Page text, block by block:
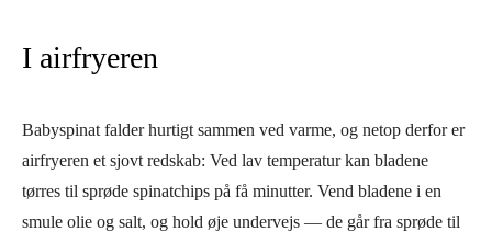
I airfryeren
Babyspinat falder hurtigt sammen ved varme, og netop derfor er
airfryeren et sjovt redskab: Ved lav temperatur kan bladene
tørres til sprøde spinatchips på få minutter. Vend bladene i en
smule olie og salt, og hold øje undervejs — de går fra sprøde til